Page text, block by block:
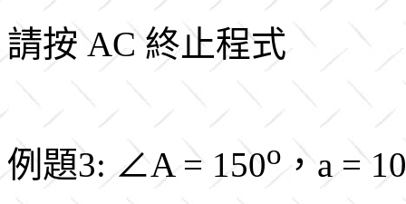
請按 AC 終止程式
例題3: ∠A = 150o，a =